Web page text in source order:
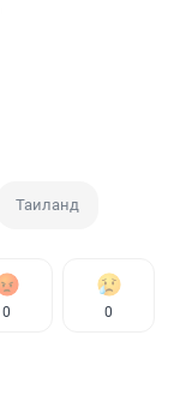
Таиланд
0 0